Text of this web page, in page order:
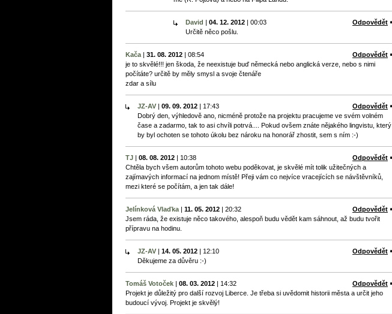
David | 04. 12. 2012 | 00:03
Odpovědět
Určitě něco pošlu.
Kača | 31. 08. 2012 | 08:54
Odpovědět
je to skvělé!!! jen škoda, že neexistuje buď německá nebo anglická verze, nebo s nimi
počítáte? určitě by měly smysl a svoje čtenáře
zdar a sílu
JZ-AV | 09. 09. 2012 | 17:43
Odpovědět
Dobrý den, výhledově ano, nicméně protože na projektu pracujeme ve svém volném
čase a zadarmo, tak to asi chvíli potrvá.... Pokud ovšem znáte nějakého lingvistu, který
by byl ochoten se tohoto úkolu bez nároku na honorář zhostit, sem s ním :-)
TJ | 08. 08. 2012 | 10:38
Odpovědět
Chtěla bych všem autorům tohoto webu poděkovat, je skvělé mít tolik užitečných a
zajímavých informací na jednom místě! Přeji vám co nejvíce vracejících se návštěvníků,
mezi které se počítám, a jen tak dále!
Jelínková Vlaďka | 11. 05. 2012 | 20:32
Odpovědět
Jsem ráda, že existuje něco takového, alespoň budu vědět kam sáhnout, až budu tvořit
přípravu na hodinu.
JZ-AV | 14. 05. 2012 | 12:10
Odpovědět
Děkujeme za důvěru :-)
Tomáš Votoček | 08. 03. 2012 | 14:32
Odpovědět
Projekt je důležitý pro další rozvoj Liberce. Je třeba si uvědomit historii města a určit jeho
budoucí vývoj. Projekt je skvělý!